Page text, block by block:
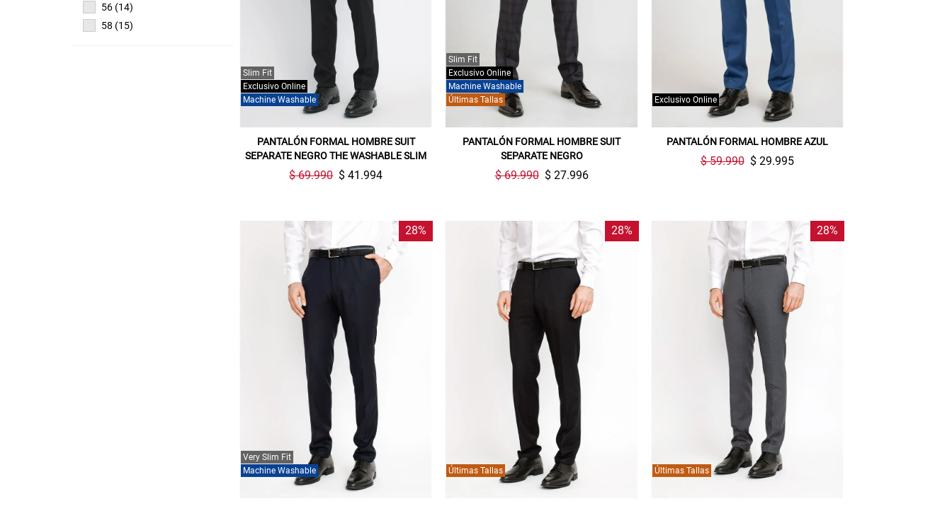
56 (14)
58 (15)
Machine Washable
Exclusivo Online
Slim Fit
PANTALÓN FORMAL HOMBRE SUIT
SEPARATE NEGRO THE WASHABLE SLIM
$ 69.990 $ 41.994
Últimas Tallas
Machine Washable
Exclusivo Online
Slim Fit
PANTALÓN FORMAL HOMBRE SUIT
SEPARATE NEGRO
$ 69.990 $ 27.996
Exclusivo Online
PANTALÓN FORMAL HOMBRE AZUL
$ 59.990 $ 29.995
28%
Machine Washable
Very Slim Fit
28%
Últimas Tallas
28%
Últimas Tallas
Gracias por inscribirte!
Aquí esta tu cupón, usalo en tu siguiente
compra. Valido por 72 hrs.